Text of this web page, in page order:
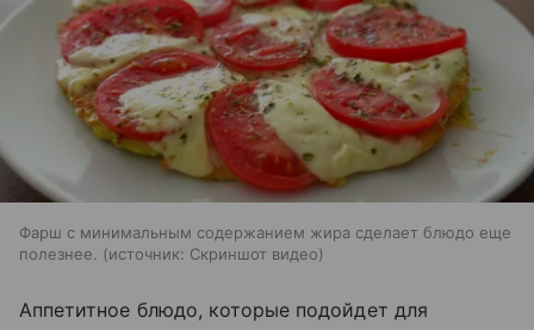
Фарш с минимальным содержанием жира сделает блюдо еще
полезнее.
источник: Скриншот видео
Аппетитное блюдо, которые подойдет для